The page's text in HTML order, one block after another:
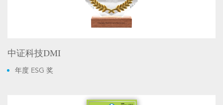
中证科技DMI
年度 ESG 奖